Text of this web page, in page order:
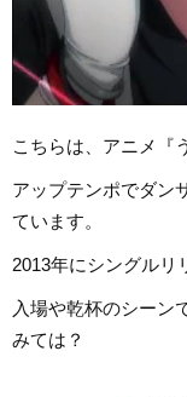
こちらは、アニメ『
アップテンポでダン
ています。
2013年にシングルリ
入場や乾杯のシーン
みては？